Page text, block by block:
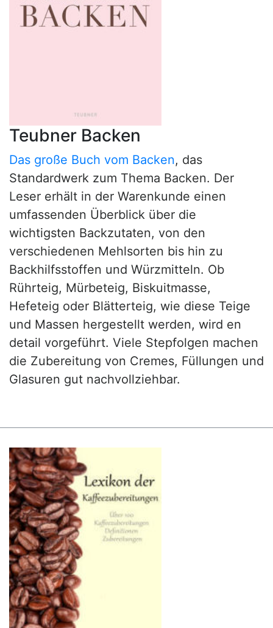
Teubner Backen
Das große Buch vom Backen, das
Standardwerk zum Thema Backen. Der
Leser erhält in der Warenkunde einen
umfassenden Überblick über die
wichtigsten Backzutaten, von den
verschiedenen Mehlsorten bis hin zu
Backhilfsstoffen und Würzmitteln. Ob
Rührteig, Mürbeteig, Biskuitmasse,
Hefeteig oder Blätterteig, wie diese Teige
und Massen hergestellt werden, wird en
detail vorgeführt. Viele Stepfolgen machen
die Zubereitung von Cremes, Füllungen und
Glasuren gut nachvollziehbar.